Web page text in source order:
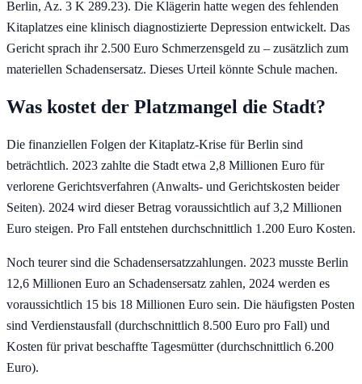
Berlin, Az. 3 K 289.23). Die Klägerin hatte wegen des fehlenden
Kitaplatzes eine klinisch diagnostizierte Depression entwickelt. Das
Gericht sprach ihr 2.500 Euro Schmerzensgeld zu – zusätzlich zum
materiellen Schadensersatz. Dieses Urteil könnte Schule machen.
Was kostet der Platzmangel die Stadt?
Die finanziellen Folgen der Kitaplatz-Krise für Berlin sind
beträchtlich. 2023 zahlte die Stadt etwa 2,8 Millionen Euro für
verlorene Gerichtsverfahren (Anwalts- und Gerichtskosten beider
Seiten). 2024 wird dieser Betrag voraussichtlich auf 3,2 Millionen
Euro steigen. Pro Fall entstehen durchschnittlich 1.200 Euro Kosten.
Noch teurer sind die Schadensersatzzahlungen. 2023 musste Berlin
12,6 Millionen Euro an Schadensersatz zahlen, 2024 werden es
voraussichtlich 15 bis 18 Millionen Euro sein. Die häufigsten Posten
sind Verdienstausfall (durchschnittlich 8.500 Euro pro Fall) und
Kosten für privat beschaffte Tagesmütter (durchschnittlich 6.200
Euro).